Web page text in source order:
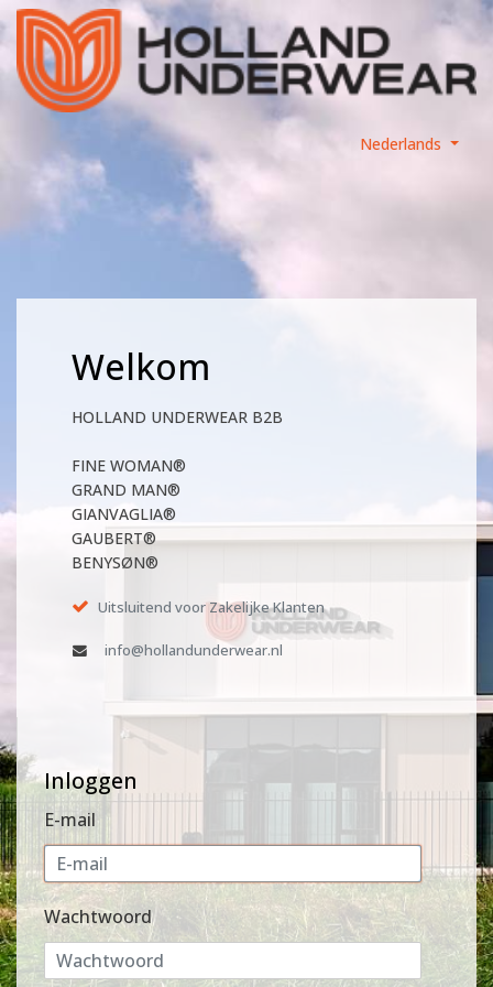
Nederlands
Welkom
HOLLAND UNDERWEAR B2B
FINE WOMAN®
GRAND MAN®
GIANVAGLIA®
GAUBERT®
BENYSØN®
Uitsluitend voor Zakelijke Klanten
info@hollandunderwear.nl
Inloggen
E-mail
Wachtwoord